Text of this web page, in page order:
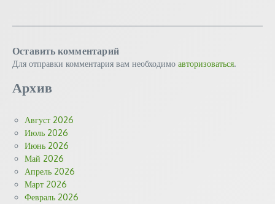
Оставить комментарий
Для отправки комментария вам необходимо авторизоваться.
Архив
Август 2026
Июль 2026
Июнь 2026
Май 2026
Апрель 2026
Март 2026
Февраль 2026